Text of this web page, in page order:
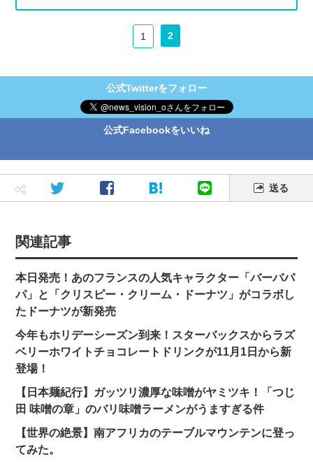
1 2
公式Twitterをフォロー
公式Facebookをいいね
送る
関連記事
本日発売！あのフランスの人気キャラクター「バーバパ
パ」と「クリスピー・クリーム・ドーナツ」がコラボし
たドーナツが新発売
今年もホリデーシーズン到来！スターバックスからラズ
ベリーホワイトチョコレートドリンクが11月1日から新
登場！
【日本麺紀行】ガッツリ濃厚な味噌がヤミツキ！「つじ
田 味噌の章」のバリ味噌ラーメンがうますぎる件
【世界の絶景】南アフリカのテーブルマウンテンに登っ
てみた。